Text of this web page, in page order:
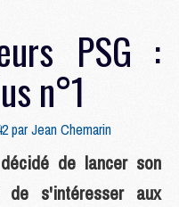
PSG :
n°1
parJean Chemarin
de lancer son
s'intéresser aux